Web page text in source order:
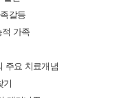
갈등
적 가족
주요 치료개념
기